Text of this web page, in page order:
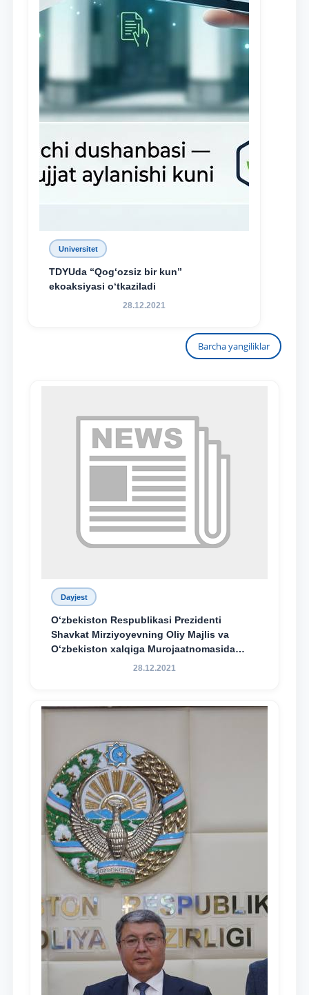
Universitet
TDYUda “Qog‘ozsiz bir kun”
ekoaksiyasi o‘tkaziladi
28.12.2021
Barcha yangiliklar
Dayjest
O‘zbekiston Respublikasi Prezidenti
Shavkat Mirziyoyevning Oliy Majlis va
O‘zbekiston xalqiga Murojaatnomasida
belgilangan vazifalar mazmun-mohiyatini
dayjesti
28.12.2021